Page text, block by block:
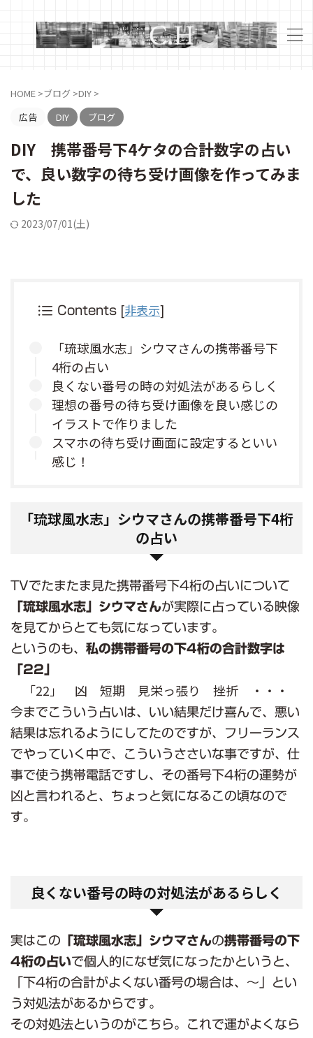
HOME >ブログ >DIY >
広告
DIY ブログ
DIY 携帯番号下4ケタの合計数字の占い
で、良い数字の待ち受け画像を作ってみま
した
2023/07/01(土)
Contents [非表示]
「琉球風水志」シウマさんの携帯番号下
4桁の占い
良くない番号の時の対処法があるらしく
理想の番号の待ち受け画像を良い感じの
イラストで作りました
スマホの待ち受け画面に設定するといい
感じ！
「琉球風水志」シウマさんの携帯番号下4桁
の占い
TVでたまたま見た携帯番号下4桁の占いについて
「琉球風水志」シウマさんが実際に占っている映像
を見てからとても気になっています。
というのも、 私の携帯番号の下4桁の合計数字は
「22」
「22」 凶 短期 見栄っ張り 挫折 ・・・
今までこういう占いは、いい結果だけ喜んで、悪い
結果は忘れるようにしてたのですが、フリーランス
でやっていく中で、こういうささいな事ですが、仕
事で使う携帯電話ですし、その番号下4桁の運勢が
凶と言われると、ちょっと気になるこの頃なので
す。
良くない番号の時の対処法があるらしく
実はこの 「琉球風水志」シウマさんの携帯番号の下
4桁の占いで個人的になぜ気になったかというと、
「下4桁の合計がよくない番号の場合は、～」とい
う対処法があるからです。
その対処法というのがこちら。これで運がよくなら